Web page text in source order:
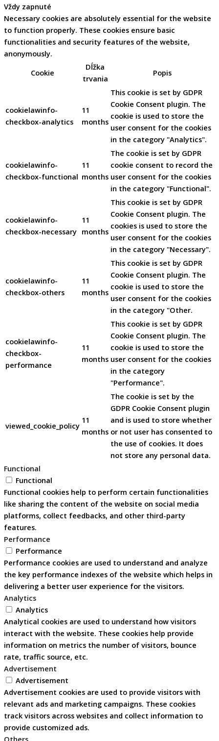
Vždy zapnuté
Necessary cookies are absolutely essential for the website
to function properly. These cookies ensure basic
functionalities and security features of the website,
anonymously.
Cookie
Dĺžka
trvania
Popis
cookielawinfo-
checkbox-analytics
11
months
This cookie is set by GDPR
Cookie Consent plugin. The
cookie is used to store the
user consent for the cookies
in the category "Analytics".
cookielawinfo-
checkbox-functional
11
months
The cookie is set by GDPR
cookie consent to record the
user consent for the cookies
in the category "Functional".
cookielawinfo-
checkbox-necessary
11
months
This cookie is set by GDPR
Cookie Consent plugin. The
cookies is used to store the
user consent for the cookies
in the category "Necessary".
cookielawinfo-
checkbox-others
11
months
This cookie is set by GDPR
Cookie Consent plugin. The
cookie is used to store the
user consent for the cookies
in the category "Other.
cookielawinfo-
checkbox-
performance
11
months
This cookie is set by GDPR
Cookie Consent plugin. The
cookie is used to store the
user consent for the cookies
in the category
"Performance".
viewed_cookie_policy
11
months
The cookie is set by the
GDPR Cookie Consent plugin
and is used to store whether
or not user has consented to
the use of cookies. It does
not store any personal data.
Functional
Functional
Functional cookies help to perform certain functionalities
like sharing the content of the website on social media
platforms, collect feedbacks, and other third-party
features.
Performance
Performance
Performance cookies are used to understand and analyze
the key performance indexes of the website which helps in
delivering a better user experience for the visitors.
Analytics
Analytics
Analytical cookies are used to understand how visitors
interact with the website. These cookies help provide
information on metrics the number of visitors, bounce
rate, traffic source, etc.
Advertisement
Advertisement
Advertisement cookies are used to provide visitors with
relevant ads and marketing campaigns. These cookies
track visitors across websites and collect information to
provide customized ads.
Others